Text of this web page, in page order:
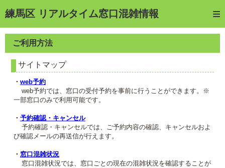
練馬区 リアルタイム窓口混雑情報
トップページ
web予約
予約確認・キャンセル
窓口混雑状況
待ち状況確認
交付状況確認
メール通知登録
ご利用方法
サイトマップ
・ web予約
web予約では、窓口の受付予約を事前に行うことができます。※
一部窓口のみで利用可能です。
・ 予約確認・キャンセル
予約確認・キャンセルでは、ご予約内容の確認、キャンセルおよ
び確認メールの再送信が行えます。
・ 窓口混雑状況
窓口混雑状況では、窓口ごとの現在の混雑状況を確認することが